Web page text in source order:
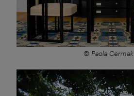
© Paola Cermak